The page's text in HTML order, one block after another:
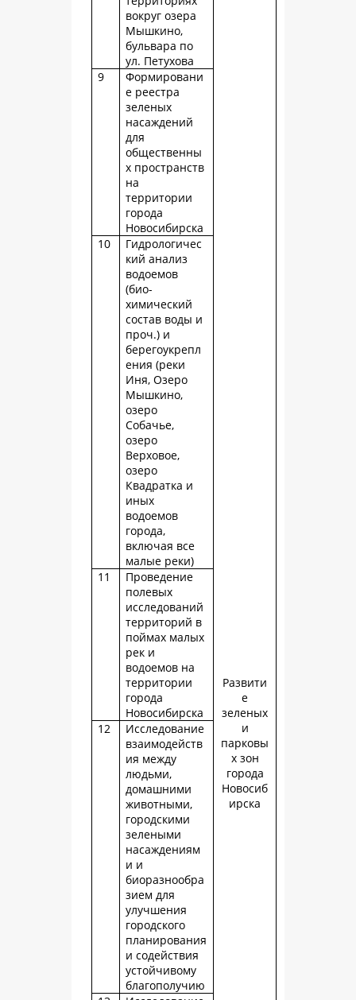
вокруг озера
Мышкино,
бульвара по
ул. Петухова
Развити
е
зеленых
и
парковы
х зон
города
Новосиб
ирска
9
Формировани
е реестра
зеленых
насаждений
для
общественны
х пространств
на
территории
города
Новосибирска
10
Гидрологичес
кий анализ
водоемов
(био-
химический
состав воды и
проч.) и
берегоукрепл
ения (реки
Иня, Озеро
Мышкино,
озеро
Собачье,
озеро
Верховое,
озеро
Квадратка и
иных
водоемов
города,
включая все
малые реки)
11
Проведение
полевых
исследований
территорий в
поймах малых
рек и
водоемов на
территории
города
Новосибирска
12
Исследование
взаимодейств
ия между
людьми,
домашними
животными,
городскими
зелеными
насаждениям
и и
биоразнообра
зием для
улучшения
городского
планирования
и содействия
устойчивому
благополучию